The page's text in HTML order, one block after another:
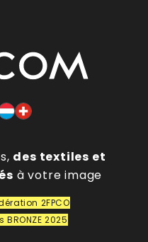
des textiles et
à votre image
2FPCO
2025